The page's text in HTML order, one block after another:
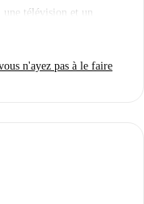
une télévision et un
sont nécessaires.
n'ayez pas à le faire